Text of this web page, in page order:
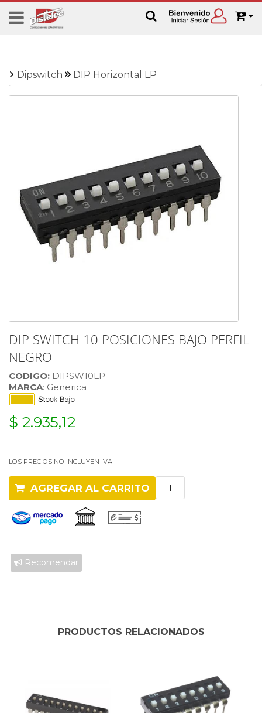
Dipswitch DIP Horizontal LP
DIP SWITCH 10 POSICIONES BAJO PERFIL
NEGRO
CODIGO: DIPSW10LP
MARCA: Generica
$ 2.935,12
LOS PRECIOS NO INCLUYEN IVA
AGREGAR AL CARRITO
Recomendar
PRODUCTOS RELACIONADOS